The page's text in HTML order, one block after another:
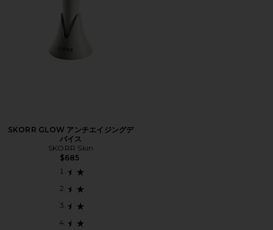
SKORR GLOW アンチエイジングデ
バイス
SKORR Skin
$685